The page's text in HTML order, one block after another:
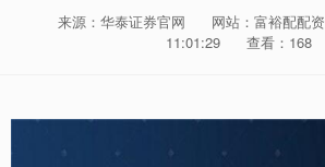
来源：华泰证券官网 网站：富裕配配资
11:01:29
查看：168